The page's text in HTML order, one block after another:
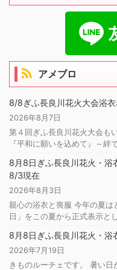
アメブロ
8/8ぎふ長良川花火大会浴
2026年8月7日
第４回ぎふ長良川花火大会も
『平和に願いを込めて』～
8月8日ぎふ長良川花火・浴
8/3現在
2026年8月3日
親心の浴衣と喪服 今年の夏
日」をこの夏から正式表示
8月8日ぎふ長良川花火・浴
2026年7月19日
きものルーチェです。 暑い